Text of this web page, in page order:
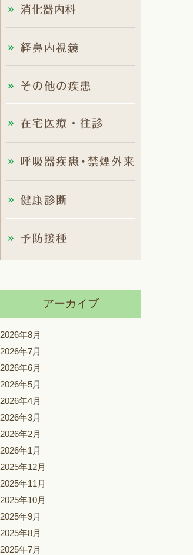
アーカイブ
2026年8月
2026年7月
2026年6月
2026年5月
2026年4月
2026年3月
2026年2月
2026年1月
2025年12月
2025年11月
2025年10月
2025年9月
2025年8月
2025年7月